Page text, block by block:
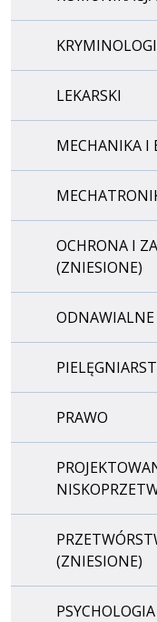
LEKARSKI
MECHANIKA I
OCHRONA I
(ZNIESIONE)
ODNAWIALNE
PRAWO
(ZNIESIONE)
PSYCHOLOGIA